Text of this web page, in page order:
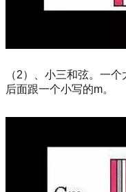
（2）、小三和弦。一
后面跟一个小写的m。